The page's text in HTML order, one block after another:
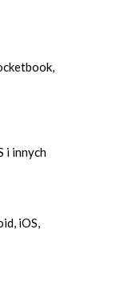
i innych
iOS,